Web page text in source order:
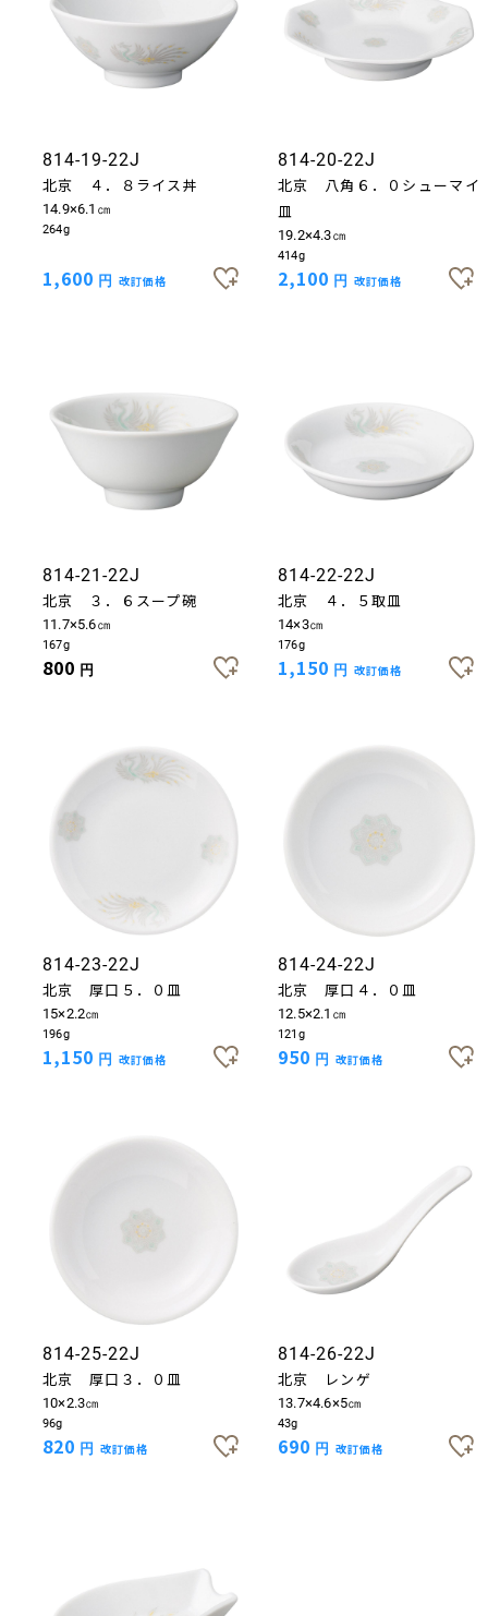
814-19-22J
北京 ４．８ライス丼
14.9×6.1㎝
264g
1,600 円 改訂価格
814-20-22J
北京 八角６．０シューマイ
皿
19.2×4.3㎝
414g
2,100 円 改訂価格
814-21-22J
北京 ３．６スープ碗
11.7×5.6㎝
167g
800 円
814-22-22J
北京 ４．５取皿
14×3㎝
176g
1,150 円 改訂価格
814-23-22J
北京 厚口５．０皿
15×2.2㎝
196g
1,150 円 改訂価格
814-24-22J
北京 厚口４．０皿
12.5×2.1㎝
121g
950 円 改訂価格
814-25-22J
北京 厚口３．０皿
10×2.3㎝
96g
820 円 改訂価格
814-26-22J
北京 レンゲ
13.7×4.6×5㎝
43g
690 円 改訂価格